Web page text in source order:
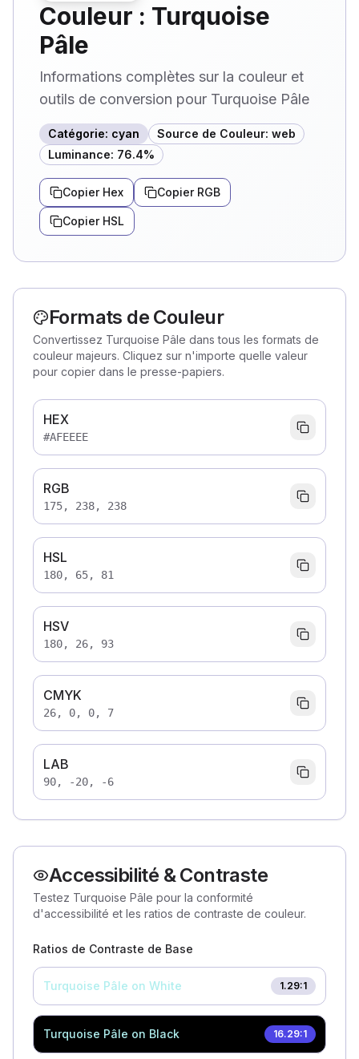
Couleur : Turquoise
Pâle
Informations complètes sur la couleur et
outils de conversion pour Turquoise Pâle
Catégorie: cyan Source de Couleur: web
Luminance: 76.4%
Copier Hex Copier RGB
Copier HSL
Formats de Couleur
Convertissez Turquoise Pâle dans tous les formats de
couleur majeurs. Cliquez sur n'importe quelle valeur
pour copier dans le presse-papiers.
HEX
#AFEEEE
RGB
175, 238, 238
HSL
180, 65, 81
HSV
180, 26, 93
CMYK
26, 0, 0, 7
LAB
90, -20, -6
Accessibilité & Contraste
Testez Turquoise Pâle pour la conformité
d'accessibilité et les ratios de contraste de couleur.
Ratios de Contraste de Base
Turquoise Pâle on White 1.29:1
Turquoise Pâle on Black 16.29:1